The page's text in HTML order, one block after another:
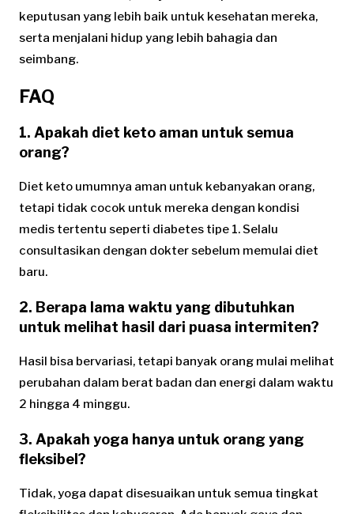
keputusan yang lebih baik untuk kesehatan mereka,
serta menjalani hidup yang lebih bahagia dan
seimbang.
FAQ
1. Apakah diet keto aman untuk semua
orang?
Diet keto umumnya aman untuk kebanyakan orang,
tetapi tidak cocok untuk mereka dengan kondisi
medis tertentu seperti diabetes tipe 1. Selalu
consultasikan dengan dokter sebelum memulai diet
baru.
2. Berapa lama waktu yang dibutuhkan
untuk melihat hasil dari puasa intermiten?
Hasil bisa bervariasi, tetapi banyak orang mulai melihat
perubahan dalam berat badan dan energi dalam waktu
2 hingga 4 minggu.
3. Apakah yoga hanya untuk orang yang
fleksibel?
Tidak, yoga dapat disesuaikan untuk semua tingkat